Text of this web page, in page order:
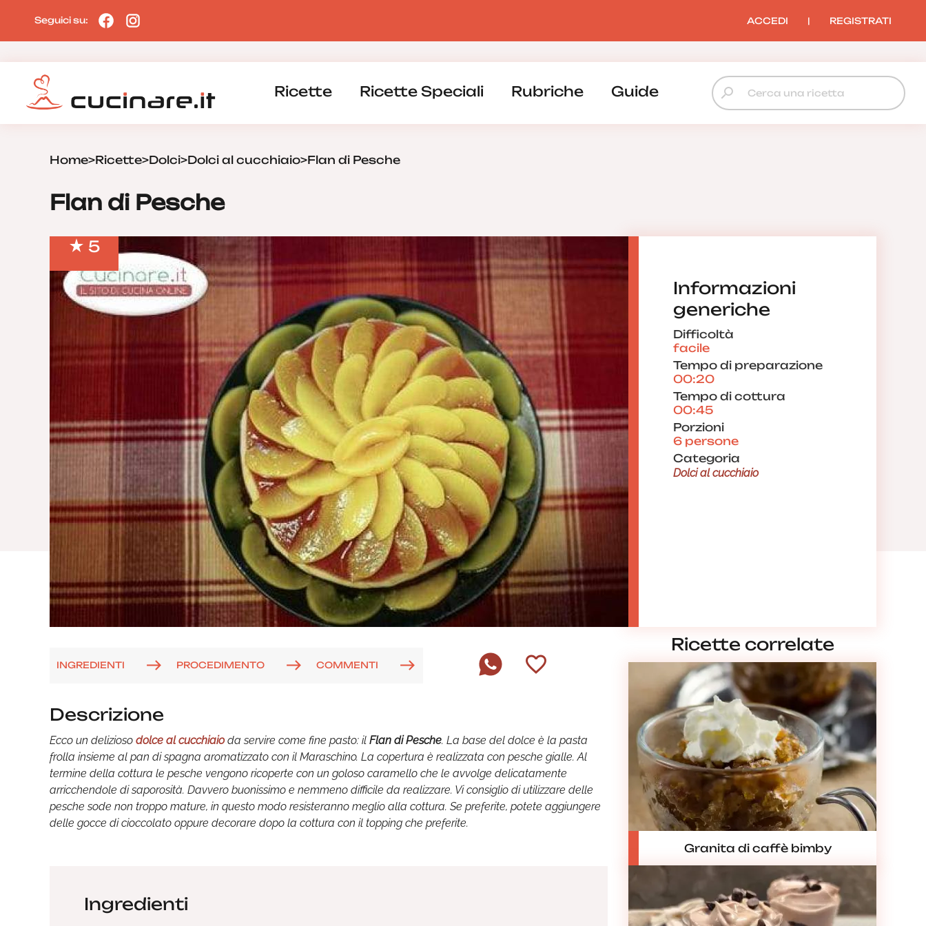
Seguici su: ACCEDI | REGISTRATI
Ricette Ricette Speciali Rubriche Guide
Home>Ricette>Dolci>Dolci al cucchiaio>Flan di Pesche
Flan di Pesche
5
Informazioni
generiche
Difficoltà
facile
Tempo di preparazione
00:20
Tempo di cottura
00:45
Porzioni
6 persone
Categoria
Dolci al cucchiaio
INGREDIENTI PROCEDIMENTO COMMENTI
Descrizione
Ecco un delizioso dolce al cucchiaioda servire come fine pasto: il Flan di Pesche. La base del dolce è la pasta
frolla insieme al pan di spagna aromatizzato con il Maraschino. La copertura è realizzata con pesche gialle. Al
termine della cottura le pesche vengono ricoperte con un goloso caramello che le avvolge delicatamente
arricchendole di saporosità. Davvero buonissimo e nemmeno difficile da realizzare. Vi consiglio di utilizzare delle
pesche sode non troppo mature, in questo modo resisteranno meglio alla cottura. Se preferite, potete aggiungere
delle gocce di cioccolato oppure decorare dopo la cottura con il topping che preferite.
Ingredienti
Ricette correlate
Granita di caffè bimby